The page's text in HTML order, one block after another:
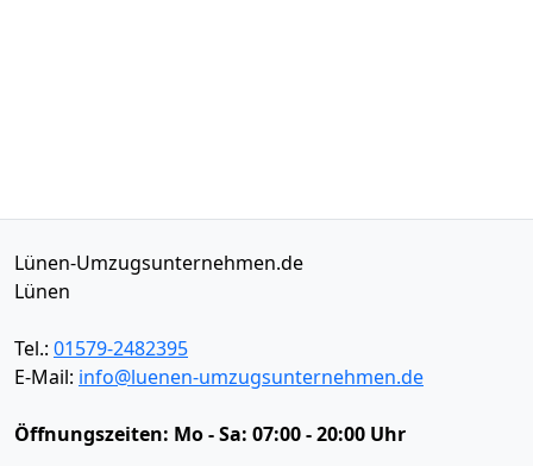
Lünen-Umzugsunternehmen.de
Lünen
Tel.: 01579-2482395
E-Mail: info@luenen-umzugsunternehmen.de
Öffnungszeiten: Mo - Sa: 07:00 - 20:00 Uhr